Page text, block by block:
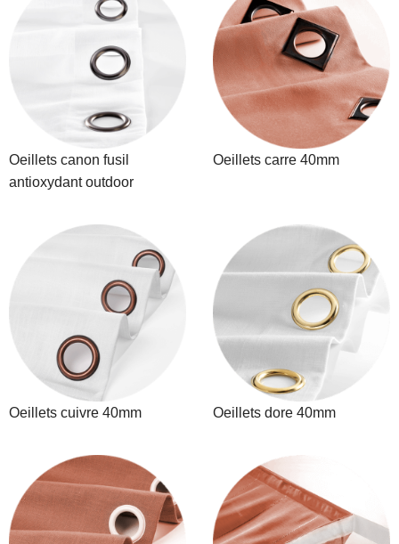
Oeillets canon fusil
antioxydant outdoor
Oeillets carre 40mm
Oeillets cuivre 40mm Oeillets dore 40mm